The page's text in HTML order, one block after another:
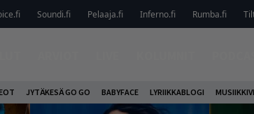
Soundi.fi Pelaaja.fi Inferno.fi Rumba.fi
JYTÄKESÄ GO GO BABYFACE LYRIIKKABLOGI